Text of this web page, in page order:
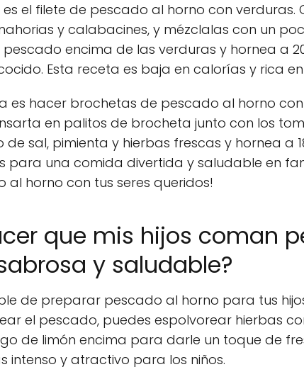
el filete de pescado al horno con
y calabacines, y mézclalas con un
encima de las verduras y hornea a
Esta receta es baja en calorías y rica
es hacer brochetas de pescado al horno
en palitos de brocheta junto con los
sal, pimienta y hierbas frescas y hornea a
para una comida divertida y saludable en
horno con tus seres queridos!
que mis hijos coman
y saludable?
de preparar pescado al horno para tus
el pescado, puedes espolvorear hierbas
de limón encima para darle un toque de
y atractivo para los niños.